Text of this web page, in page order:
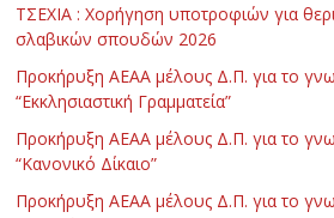
ΤΣΕΧΙΑ : Χορήγηση υποτροφιών για
σλαβικών σπουδών 2026
Προκήρυξη ΑΕΑΑ μέλους Δ.Π. για το
“Εκκλησιαστική Γραμματεία”
Προκήρυξη ΑΕΑΑ μέλους Δ.Π. για το
“Κανονικό Δίκαιο”
Προκήρυξη ΑΕΑΑ μέλους Δ.Π. για το